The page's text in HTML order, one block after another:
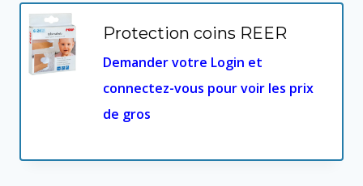
Protection coins REER
Demander votre Login et
connectez-vous pour voir les prix
de gros